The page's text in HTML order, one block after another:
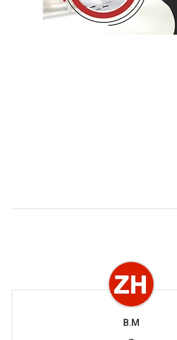
B.M